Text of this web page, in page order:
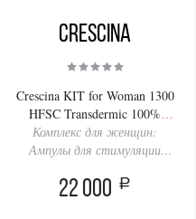
Crescina
Crescina KIT for Woman 1300
HFSC Transdermic 100%
№10+№10 + Shampoo +
Massager
Комплекс для женщин:
Ампулы для стимуляции
(2 упаковки по 10 ампул) +
22 000 a